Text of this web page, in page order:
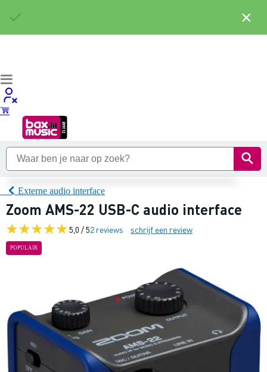
Externe audio interface
Zoom AMS-22 USB-C audio interface
5,0 / 52 reviews schrijf een review
POPULAIR
×